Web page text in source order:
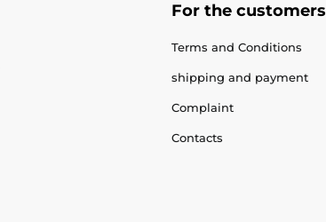
For the customers
Terms and Conditions
shipping and payment
Complaint
Contacts